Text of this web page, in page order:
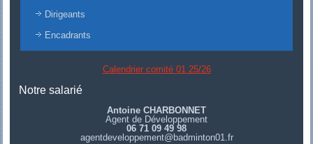
Dirigeants
Encadrants
Calendrier comité 01 25/26
Notre salarié
Antoine CHARBONNET
Agent de Développement
06 71 09 49 98
agentdeveloppement@badminton01.fr